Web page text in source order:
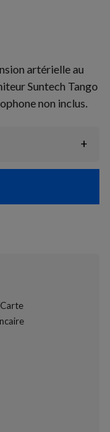
artérielle au
Suntech Tango
non inclus.
+